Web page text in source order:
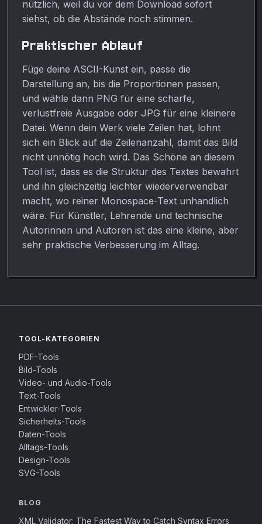
nützlich, weil du vor dem Download sofort
siehst, ob die Abstände noch stimmen.
Praktischer Ablauf
Füge deine ASCII-Kunst ein, passe die
Darstellung an, bis die Proportionen passen,
und wähle dann PNG für eine scharfe,
verlustfreie Ausgabe oder JPG für eine kleinere
Datei. Wenn dein Werk viele Zeilen hat, lohnt
sich ein Blick auf die Zeilenanzahl, damit das Bild
nicht unnötig hoch wird. Das Schöne an diesem
Tool ist, dass es die Struktur des Textes bewahrt
und ihn gleichzeitig leichter wiederverwendbar
macht, wo reiner Monospace-Text unhandlich
wäre. Für Künstler, Lehrende und technische
Autorinnen und Autoren ist das eine kleine, aber
sehr praktische Verbesserung im Alltag.
TOOL-KATEGORIEN
PDF-Tools
Bild-Tools
Video- und Audio-Tools
Text-Tools
Entwickler-Tools
Sicherheits-Tools
Daten-Tools
Alltags-Tools
Design-Tools
SVG-Tools
BLOG
XML Validator: The Fastest Way to Catch Syntax Errors